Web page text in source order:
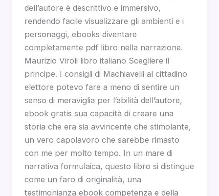
dell’autore è descrittivo e immersivo,
rendendo facile visualizzare gli ambienti e i
personaggi, ebooks diventare
completamente pdf libro nella narrazione.
Maurizio Viroli libro italiano Scegliere il
principe. I consigli di Machiavelli al cittadino
elettore potevo fare a meno di sentire un
senso di meraviglia per l’abilità dell’autore,
ebook gratis sua capacità di creare una
storia che era sia avvincente che stimolante,
un vero capolavoro che sarebbe rimasto
con me per molto tempo. In un mare di
narrativa formulaica, questo libro si distingue
come un faro di originalità, una
testimonianza ebook competenza e della